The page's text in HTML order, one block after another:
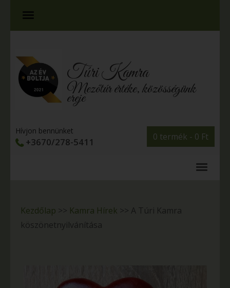
Túri Kamra
Mezőtúr értéke, közösségünk
ereje
0 termék - 0 Ft
Hívjon bennünket
+3670/278-5411
Kezdőlap >> Kamra Hírek >> A Túri Kamra
köszönetnyilvánítása